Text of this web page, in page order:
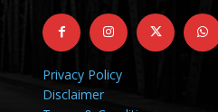
Privacy Policy
Disclaimer